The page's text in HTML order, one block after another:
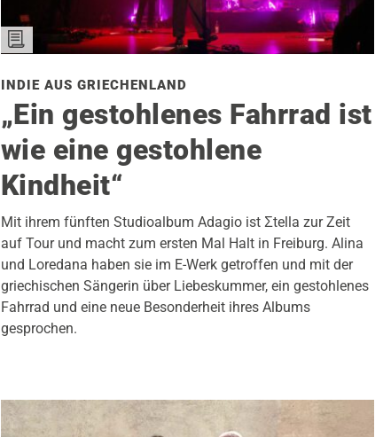
INDIE AUS GRIECHENLAND
„Ein gestohlenes Fahrrad ist
wie eine gestohlene
Kindheit“
Mit ihrem fünften Studioalbum Adagio ist Σtella zur Zeit
auf Tour und macht zum ersten Mal Halt in Freiburg. Alina
und Loredana haben sie im E-Werk getroffen und mit der
griechischen Sängerin über Liebeskummer, ein gestohlenes
Fahrrad und eine neue Besonderheit ihres Albums
gesprochen.